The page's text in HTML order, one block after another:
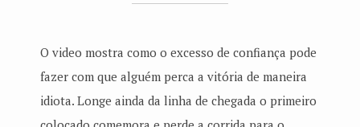
O video mostra como o excesso de confiança pode
fazer com que alguém perca a vitória de maneira
idiota. Longe ainda da linha de chegada o primeiro